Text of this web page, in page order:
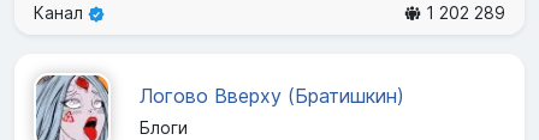
Канал 1 202 289
Логово Вверху (Братишкин)
Блоги